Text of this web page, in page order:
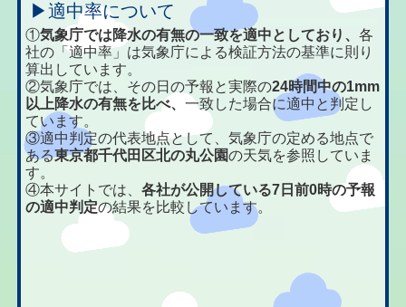
▶適中率について
①気象庁では降水の有無の一致を適中としており、各
社の「適中率」は気象庁による検証方法の基準に則り
算出しています。
②気象庁では、その日の予報と実際の24時間中の1mm
以上降水の有無を比べ、一致した場合に適中と判定し
ています。
③適中判定の代表地点として、気象庁の定める地点で
ある東京都千代田区北の丸公園の天気を参照していま
す。
④本サイトでは、各社が公開している7日前0時の予報
の適中判定の結果を比較しています。